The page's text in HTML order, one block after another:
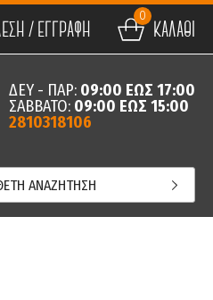
/ ΕΓΓΡΑΦΗ ΚΑΛΑΘΙ
0
ΔΕΥ - ΠΑΡ: 09:00 ΕΩΣ 17:00
ΣΑΒΒΑΤΟ: 09:00 ΕΩΣ 15:00
2810318106
ΑΝΑΖΗΤΗΣΗ